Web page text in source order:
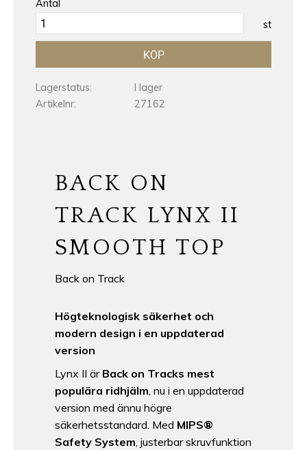
Antal
st
KÖP
Lagerstatus
I lager
Artikelnr
27162
BACK ON
TRACK LYNX II
SMOOTH TOP
Back on Track
Högteknologisk säkerhet och
modern design i en uppdaterad
version
Lynx II är Back on Tracks mest
populära ridhjälm, nu i en uppdaterad
version med ännu högre
säkerhetsstandard. Med MIPS®
Safety System, justerbar skruvfunktion